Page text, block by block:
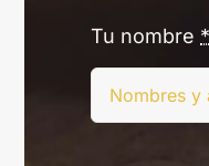
Tu nombre *